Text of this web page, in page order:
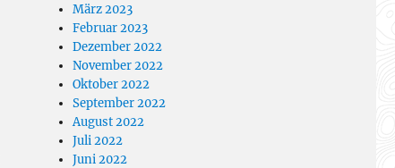
März 2023
Februar 2023
Dezember 2022
November 2022
Oktober 2022
September 2022
August 2022
Juli 2022
Juni 2022